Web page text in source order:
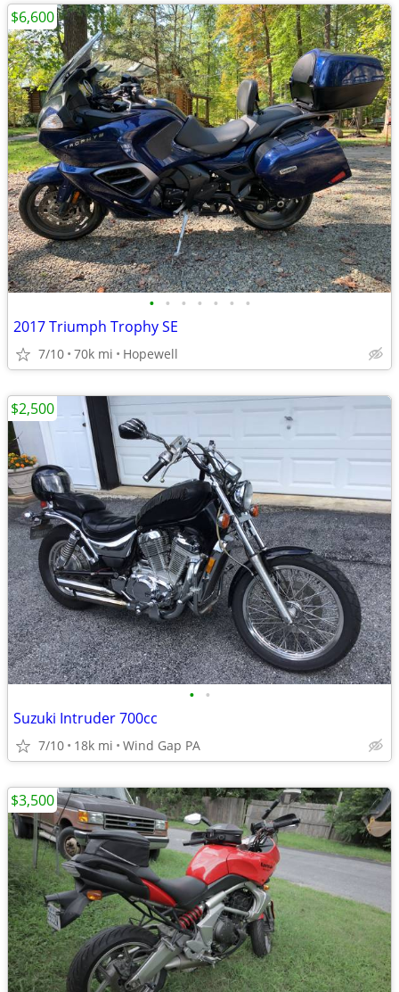
• • • • • • •
2017 Triumph Trophy SE
7/10 70k mi Hopewell
$6,600
• •
Suzuki Intruder 700cc
7/10 18k mi Wind Gap PA
$2,500
$3,500